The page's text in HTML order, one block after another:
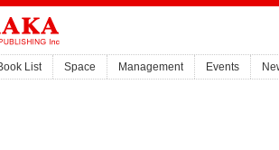
List Space Management Events